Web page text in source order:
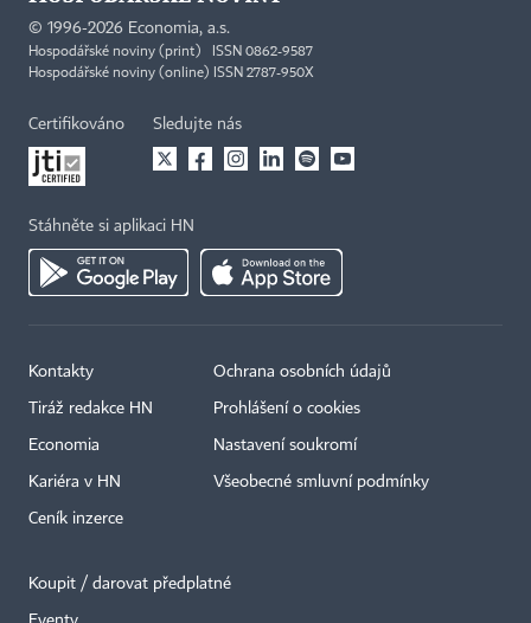
© 1996-2026 Economia, a.s.
Hospodářské noviny (print) ISSN 0862-9587
Hospodářské noviny (online) ISSN 2787-950X
Certifikováno Sledujte nás
Stáhněte si aplikaci HN
Kontakty
Tiráž redakce HN
Economia
Kariéra v HN
Ceník inzerce
Ochrana osobních údajů
Prohlášení o cookies
Nastavení soukromí
Všeobecné smluvní podmínky
Koupit / darovat předplatné